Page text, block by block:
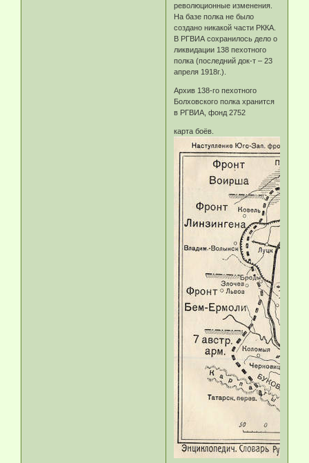
революционные изменения.
На базе полка не было
создано никакой части РККА.
В РГВИА сохранилось дело о
ликвидации 138 пехотного
полка (последний док-т – 23
апреля 1918г.).
Архив 138-го пехотного
Болховского полка хранится
в РГВИА, фонд 2752
карта боёв.